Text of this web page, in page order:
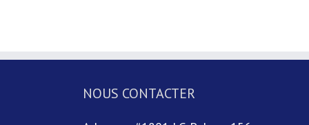
NOUS CONTACTER